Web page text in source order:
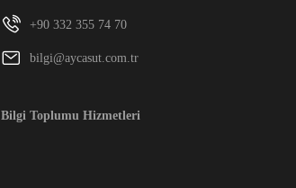
+90 332 355 74 70
bilgi@aycasut.com.tr
Bilgi Toplumu Hizmetleri